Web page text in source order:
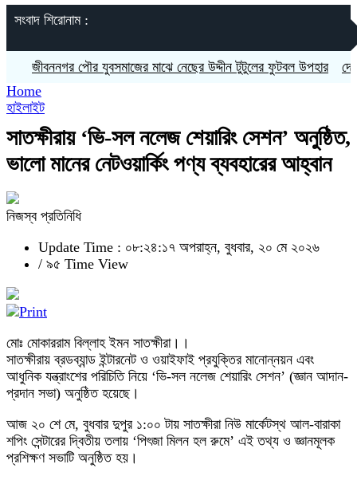
সংবাদ শিরোনাম :
জীবননগর পৌর যুবসমাজের মাঝে নেছের উদ্দীন টুটুলের ফুটবল উপহার
Home
হাইলাইট
সাতক্ষীরায় ‘ভি-সল নলেজ শেয়ারিং সেশন’ অনুষ্ঠিত,
ভালো মানের নেটওয়ার্কিং পণ্য ব্যবহারের আহ্বান
নিজস্ব প্রতিনিধি
Update Time : ০৮:২৪:১৭ অপরাহ্ন, বুধবার, ২০ মে ২০২৬
/ ৯৫ Time View
মোঃ মোকাররাম বিল্লাহ ইমন সাতক্ষীরা।।
সাতক্ষীরায় ব্রডব্যান্ড ইন্টারনেট ও ওয়াইফাই প্রযুক্তির মানোন্নয়ন এবং
আধুনিক যন্ত্রাংশের পরিচিতি নিয়ে ‘ভি-সল নলেজ শেয়ারিং সেশন’ (জ্ঞান আদান-
প্রদান সভা) অনুষ্ঠিত হয়েছে।
আজ ২০ শে মে, বুধবার দুপুর ১:০০ টায় সাতক্ষীরা নিউ মার্কেটস্থ আল-বারাকা
শপিং সেন্টারের দ্বিতীয় তলায় ‘পিৎজা মিলন হল রুমে’ এই তথ্য ও জ্ঞানমূলক
প্রশিক্ষণ সভাটি অনুষ্ঠিত হয়।